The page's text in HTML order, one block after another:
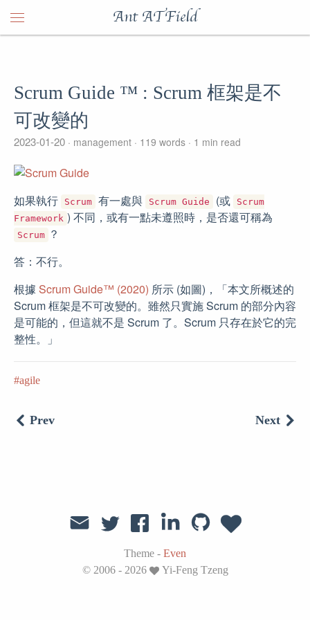
Ant ATField
Scrum Guide ™️ : Scrum 框架是不
可改變的
2023-01-20 management 119 words 1 min read
如果執行 Scrum 有一處與 Scrum Guide (或
Scrum
Framework ) 不同，或有一點未遵照時，是否還可稱為
Scrum ？
答：不行。
根據 Scrum Guide™️ (2020) 所示 (如圖)，「本文所概述的
Scrum 框架是不可改變的。雖然只實施 Scrum 的部分內容
是可能的，但這就不是 Scrum 了。Scrum 只存在於它的完
整性。」
agile
Prev Next
Theme - Even
© 2006 - 2026
Yi-Feng Tzeng